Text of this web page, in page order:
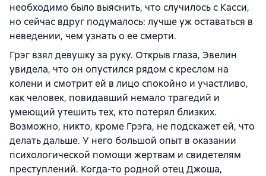
необходимо было выяснить, что случилось с Касси,
но сейчас вдруг подумалось: лучше уж оставаться в
неведении, чем узнать о ее смерти.
Грэг взял девушку за руку. Открыв глаза, Эвелин
увидела, что он опустился рядом с креслом на
колени и смотрит ей в лицо спокойно и участливо,
как человек, повидавший немало трагедий и
умеющий утешить тех, кто потерял близких.
Возможно, никто, кроме Грэга, не подскажет ей, что
делать дальше. У него большой опыт в оказании
психологической помощи жертвам и свидетелям
преступлений. Когда-то родной отец Джоша,